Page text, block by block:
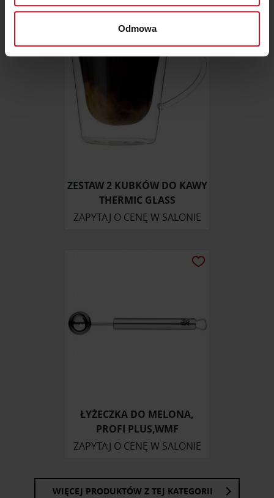
Dowiedz się więcej odnośnie tego, jak Twoje osobiste
dane są przetwarzane oraz ustaw własne preferencje w
zmienić lub wycofać swoją zgodę w dowolnej chwili.
Wykorzystujemy pliki cookie do spersonalizowania treści
i reklam, aby oferować funkcje społecznościowe i
analizować ruch w naszej witrynie. Informacje o tym, jak
korzystasz z naszej witryny, udostępniamy partnerom
społecznościowym, reklamowym i analitycznym.
korzystania z ich usług.
Odmowa
ZESTAW 2 KUBKÓW DO KAWY
THERMIC GLASS
ZAPYTAJ O CENĘ W SALONIE
ŁYŻECZKA DO MELONA,
PROFI PLUS,WMF
ZAPYTAJ O CENĘ W SALONIE
WIĘCEJ PRODUKTÓW Z TEJ KATEGORII